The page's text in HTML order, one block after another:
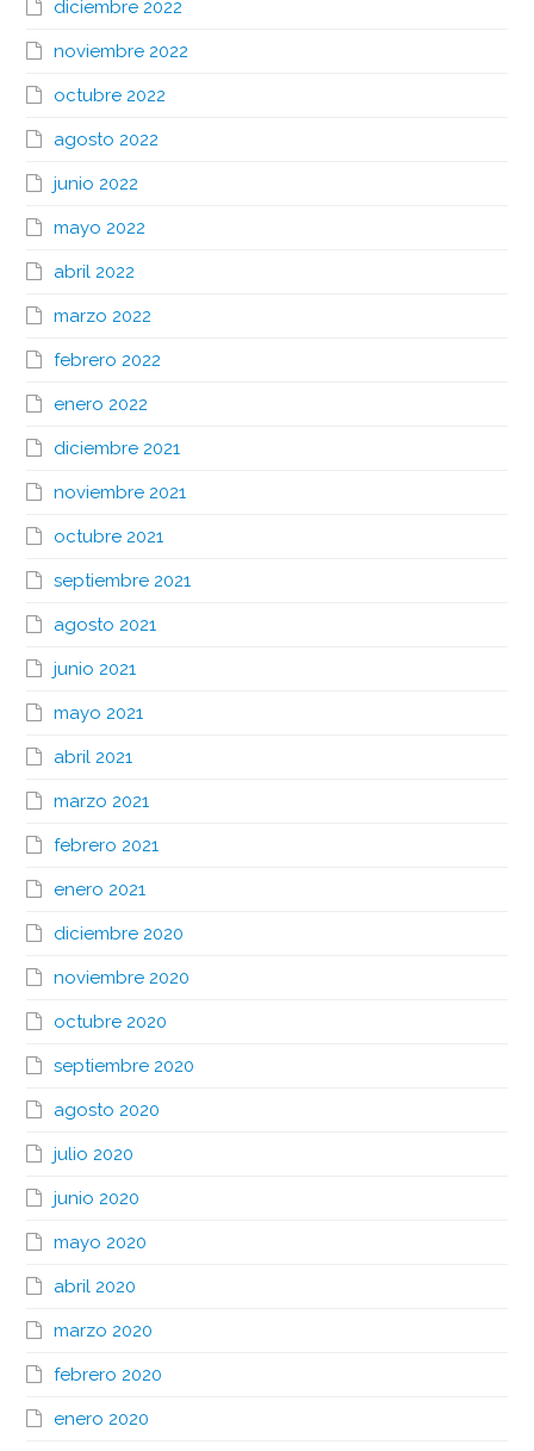
diciembre 2022
noviembre 2022
octubre 2022
agosto 2022
junio 2022
mayo 2022
abril 2022
marzo 2022
febrero 2022
enero 2022
diciembre 2021
noviembre 2021
octubre 2021
septiembre 2021
agosto 2021
junio 2021
mayo 2021
abril 2021
marzo 2021
febrero 2021
enero 2021
diciembre 2020
noviembre 2020
octubre 2020
septiembre 2020
agosto 2020
julio 2020
junio 2020
mayo 2020
abril 2020
marzo 2020
febrero 2020
enero 2020